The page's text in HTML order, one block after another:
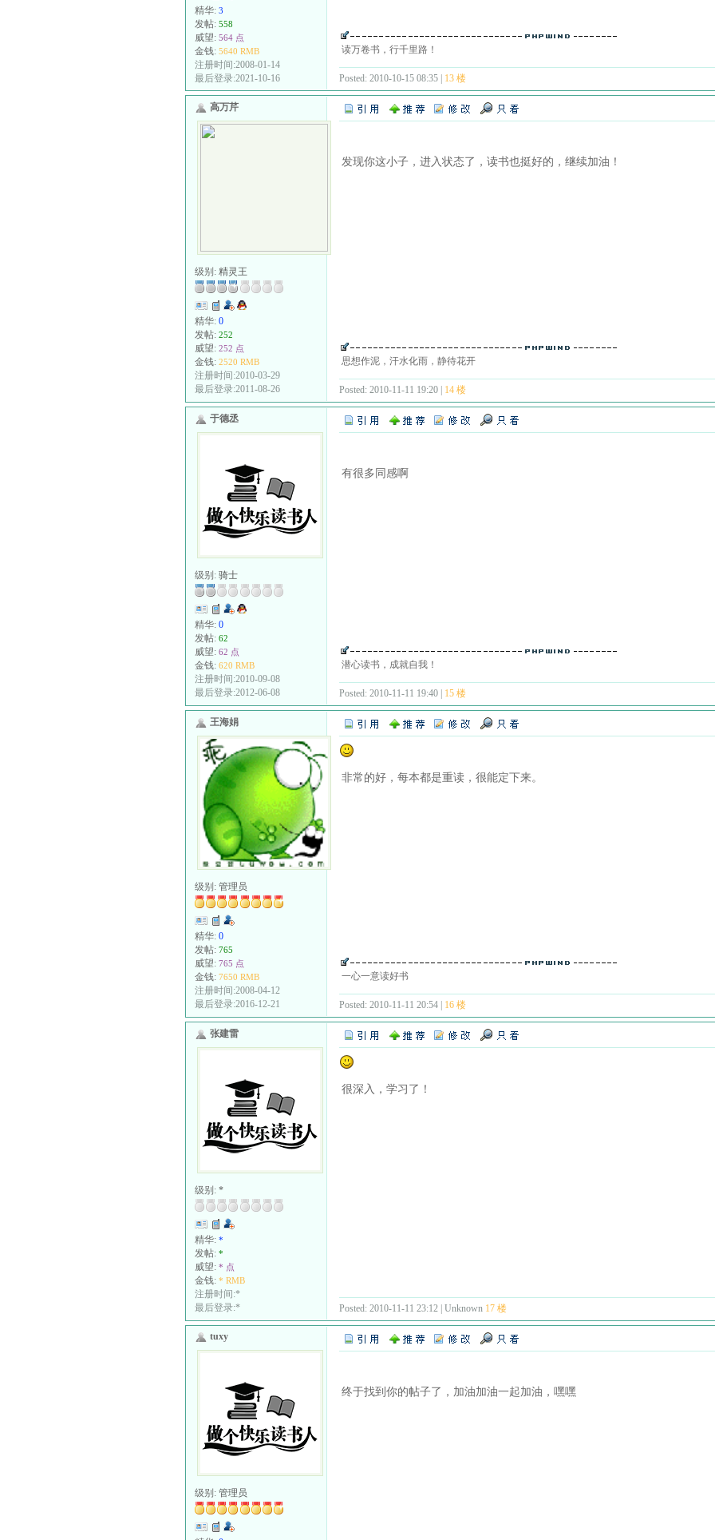
精华: 3
发帖: 558
威望: 564 点
金钱: 5640 RMB
注册时间:2008-01-14
最后登录:2021-10-16
读万卷书，行千里路！
Posted: 2010-10-15 08:35 | 13 楼
高万芹
级别: 精灵王
精华: 0
发帖: 252
威望: 252 点
金钱: 2520 RMB
注册时间:2010-03-29
最后登录:2011-08-26
发现你这小子，进入状态了，读书也挺好的，继续加油！
思想作泥，汗水化雨，静待花开
Posted: 2010-11-11 19:20 | 14 楼
于德丞
级别: 骑士
精华: 0
发帖: 62
威望: 62 点
金钱: 620 RMB
注册时间:2010-09-08
最后登录:2012-06-08
有很多同感啊
潜心读书，成就自我！
Posted: 2010-11-11 19:40 | 15 楼
王海娟
级别: 管理员
精华: 0
发帖: 765
威望: 765 点
金钱: 7650 RMB
注册时间:2008-04-12
最后登录:2016-12-21
非常的好，每本都是重读，很能定下来。
一心一意读好书
Posted: 2010-11-11 20:54 | 16 楼
张建雷
级别: *
精华: *
发帖: *
威望: * 点
金钱: * RMB
注册时间:*
最后登录:*
很深入，学习了！
Posted: 2010-11-11 23:12 | Unknown 17 楼
tuxy
级别: 管理员
终于找到你的帖子了，加油加油一起加油，嘿嘿